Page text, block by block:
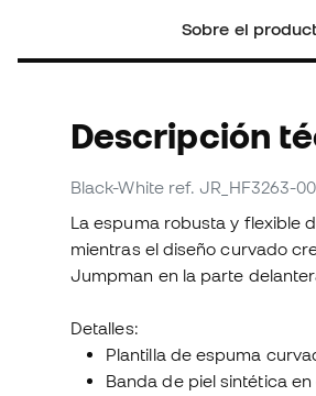
Sobre el
Descripción
Black-White ref. JR_HF3263-
La espuma robusta y flexible
mientras el diseño curvado
Jumpman en la parte
Detalles:
Plantilla de espuma
Banda de piel sintética